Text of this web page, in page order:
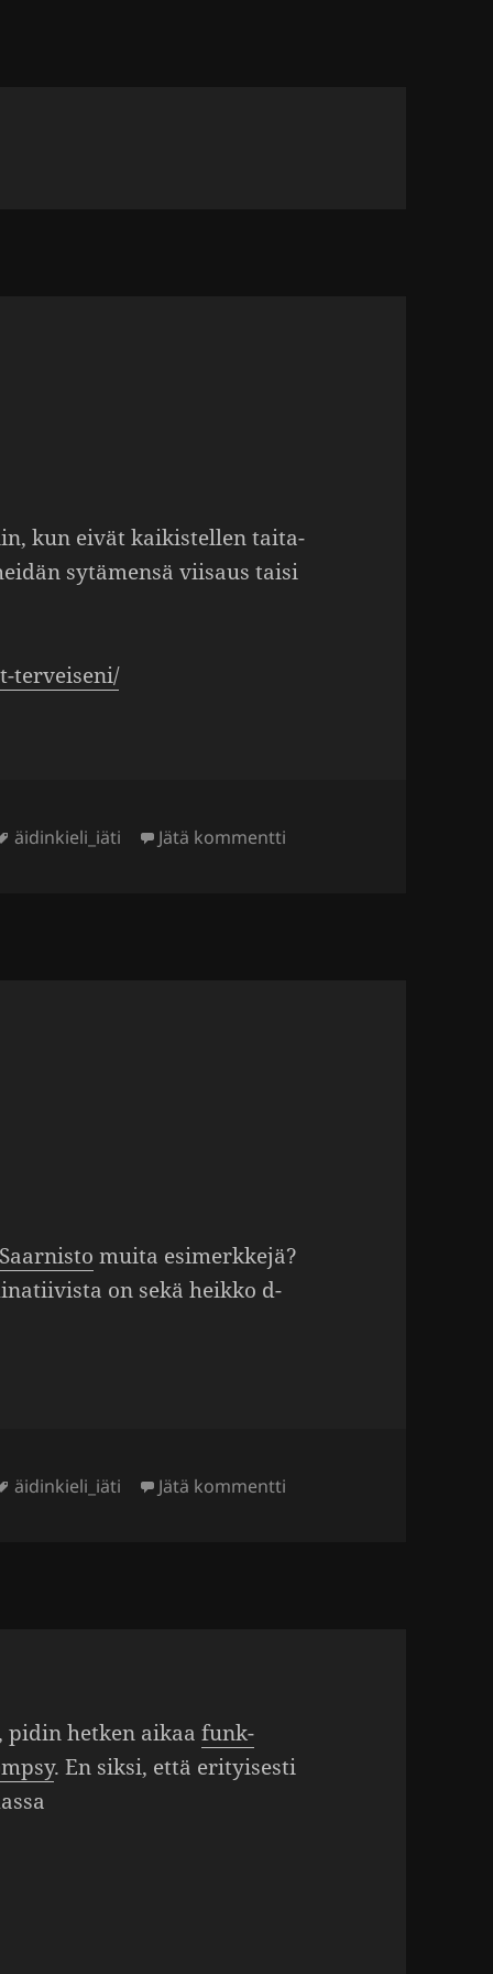
kun eivät kaikis­tellen taita­
sytä­mensä viisaus taisi
​t​e​r​v​e​i​seni/
Avainsanat
äidinkieli_iäti Jätä kommentti
muita esimerk­kejä?
on sekä heikko d-
Avainsanat
äidinkieli_iäti Jätä kommentti
pidin hetken aikaafunk-
. En siksi, että erityi­sesti